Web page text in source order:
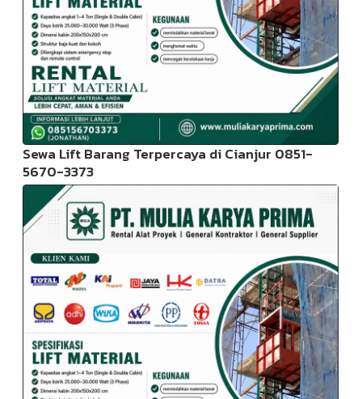
Sewa Lift Barang Terpercaya di Cianjur 0851-
5670-3373